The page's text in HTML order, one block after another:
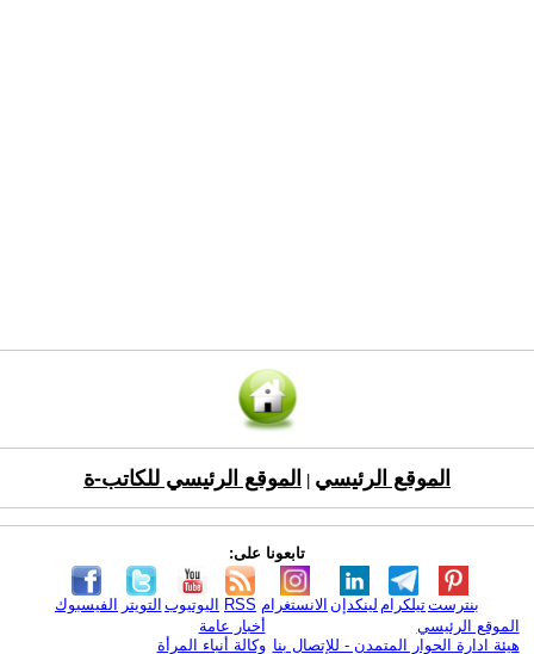
الموقع الرئيسي الموقع الرئيسي للكاتب-ة
تابعونا على:
الفيسبوك التويتر اليوتيوب RSS الانستغرام لينكدإن تيلكرامبنترست
الموقع الرئيسي
هيئة ادارة الحوار المتمدن - للإتصال بنا
أخبار عامة
وكالة أنباء المرأة